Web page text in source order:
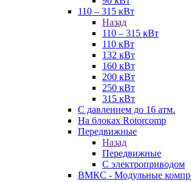
110 – 315 кВт
Назад
110 – 315 кВт
110 кВт
132 кВт
160 кВт
200 кВт
250 кВт
315 кВт
С давлением до 16 атм.
На блоках Rotorcomp
Передвижные
Назад
Передвижные
С электроприводом
ВМКС - Модульные